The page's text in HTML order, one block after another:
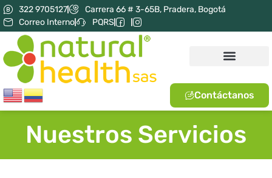
322 9705127
Carrera 66 # 3-65B, Pradera, Bogotá
Correo Interno
PQRS
Contáctanos
Nuestros Servicios